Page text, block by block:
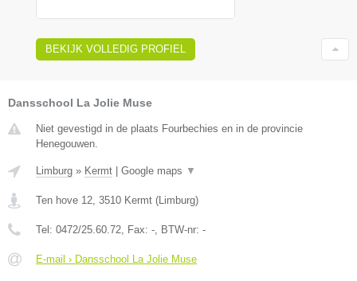
BEKIJK VOLLEDIG PROFIEL
Dansschool La Jolie Muse
Niet gevestigd in de plaats Fourbechies en in de provincie
Henegouwen.
Limburg » Kermt Google maps ▼
Ten hove 12 3510 Kermt ( Limburg)
Tel: 0472/25.60.72 , Fax: - , BTW-nr: -
E-mail › Dansschool La Jolie Muse